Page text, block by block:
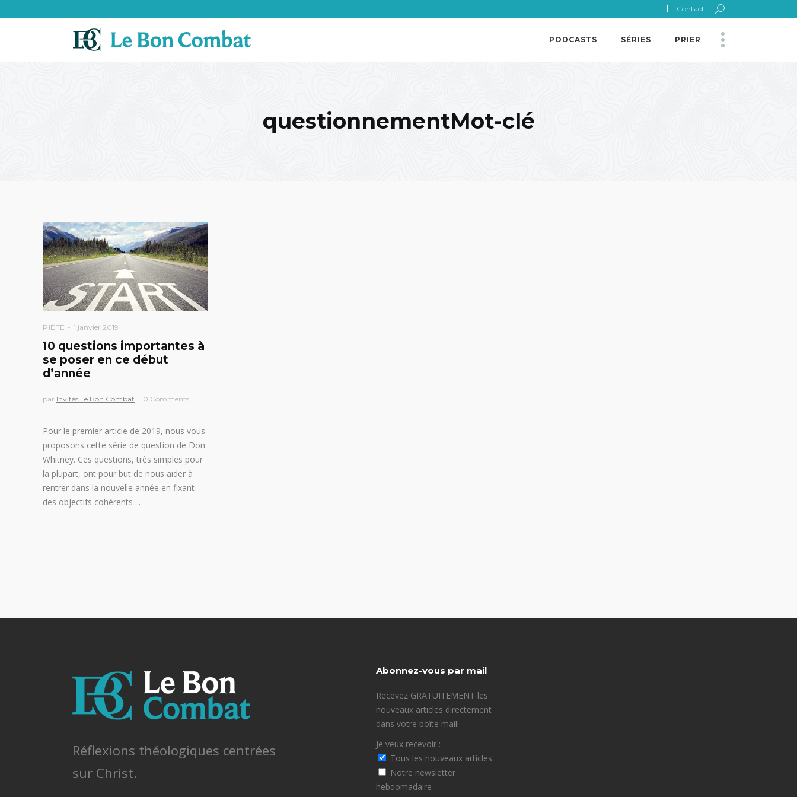
Contact
PODCASTS SÉRIES PRIER
questionnementMot-clé
PIÉTÉ 1 janvier 2019
10 questions importantes à
se poser en ce début
d’année
par Invités Le Bon Combat 0 Comments
Pour le premier article de 2019, nous vous
proposons cette série de question de Don
Whitney. Ces questions, très simples pour
la plupart, ont pour but de nous aider à
rentrer dans la nouvelle année en fixant
des objectifs cohérents
Réflexions théologiques centrées
sur Christ.
Abonnez-vous par mail
Recevez GRATUITEMENT les
nouveaux articles directement
dans votre boîte mail!
Je veux recevoir :
Tous les nouveaux articles
Notre newsletter
hebdomadaire